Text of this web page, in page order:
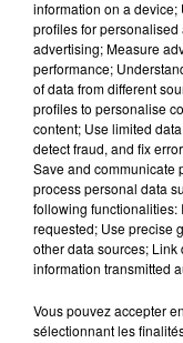
saisine de la députée.
#boycottCNews
— Caroline Janvier
Musique
information on a
profiles for
advertising; Measure
performance;
of data from different
profiles to personalise
content; Use limited
detect fraud, and fix
Save and communicate
process personal data
following functionalities:
requested; Use precise
other data sources;
information transmitted
Vous pouvez accepter
sélectionnant les